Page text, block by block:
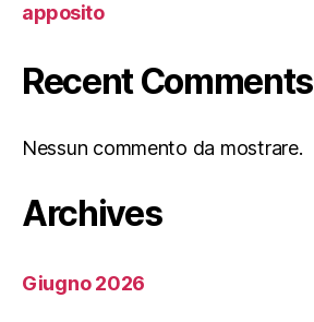
apposito
Recent Comments
Nessun commento da mostrare.
Archives
Giugno 2026